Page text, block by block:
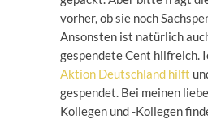
vorher, ob sie noch
Ansonsten ist natürlich
gespendete Cent hilfreich.
Aktion Deutschland hilft
gespendet. Bei meinen
Kollegen und -Kollegen